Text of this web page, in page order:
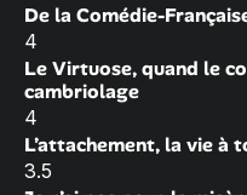
De la Comédie-
4
Le Virtuose, quand le
cambriolage
4
L’attachement, la vie à
3.5